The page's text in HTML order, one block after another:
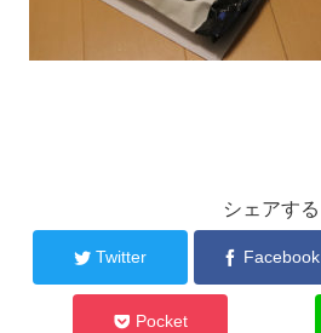
シェアする
Twitter Facebook
Pocket